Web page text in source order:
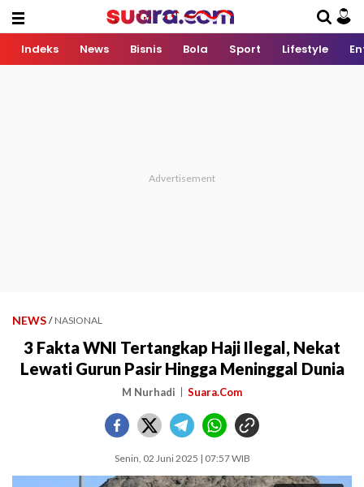
Indeks News Bisnis Bola Sport Lifestyle
NEWS / NASIONAL
3 Fakta WNI Tertangkap Haji Ilegal, Nekat
Lewati Gurun Pasir Hingga Meninggal Dunia
M Nurhadi Suara.Com
Senin, 02 Juni 2025 | 07:57 WIB